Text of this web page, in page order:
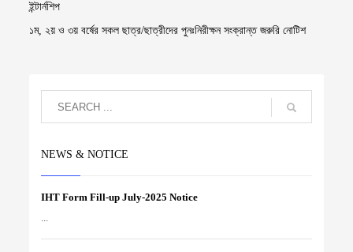
ইন্টার্নশিপ
১ম, ২য় ও ৩য় বর্ষের সকল ছাত্র/ছাত্রীদের পুনঃনিরীক্ষন সংক্রান্ত জরুরি নোটিশ
NEWS & NOTICE
IHT Form Fill-up July-2025 Notice
...